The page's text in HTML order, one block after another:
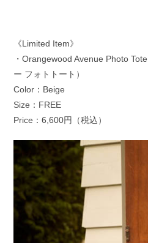
《Limited Item》
・Orangewood Avenue Photo
ー フォトトート）
Color：Beige
Size：FREE
Price：6,600円（税込）